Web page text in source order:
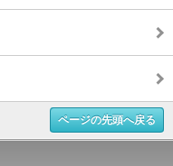
ページの先頭へ戻る